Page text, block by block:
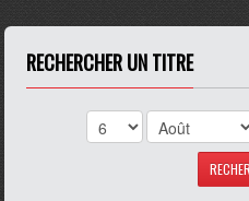
RECHERCHER UN TITRE